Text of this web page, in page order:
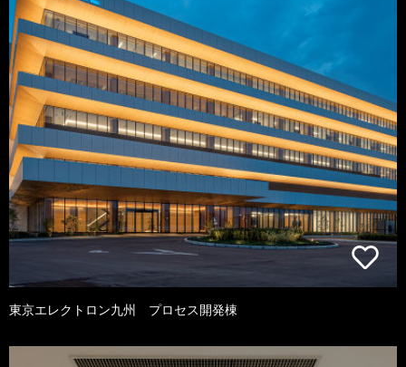
東京エレクトロン九州 プロセス開発棟